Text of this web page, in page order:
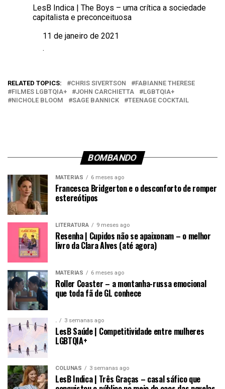
LesB Indica | The Boys – uma crítica a sociedade
capitalista e preconceituosa
Data11 de janeiro de 2021
Em relação a
.
RELATED TOPICS: CHRIS SIVERTSON
FABIANNE THERESE
FILMES LGBTQIA+
JOHN CARCHIETTA
LGBTQIA+
NICHOLE BLOOM
SAGE BANNICK TEENAGE COCKTAIL
BOMBANDO
MATÉRIAS 6 meses ago
Francesca Bridgerton e o desconforto de romper
estereótipos
LITERATURA 9 meses ago
Resenha | Cupidos não se apaixonam – o melhor
livro da Clara Alves (até agora)
MATÉRIAS 6 meses ago
Roller Coaster – a montanha-russa emocional
que toda fã de GL conhece
3 semanas ago
LesB Saúde | Competitividade entre mulheres
LGBTQIA+
COLUNAS 3 semanas ago
LesB Indica | Três Graças – casal sáfico que